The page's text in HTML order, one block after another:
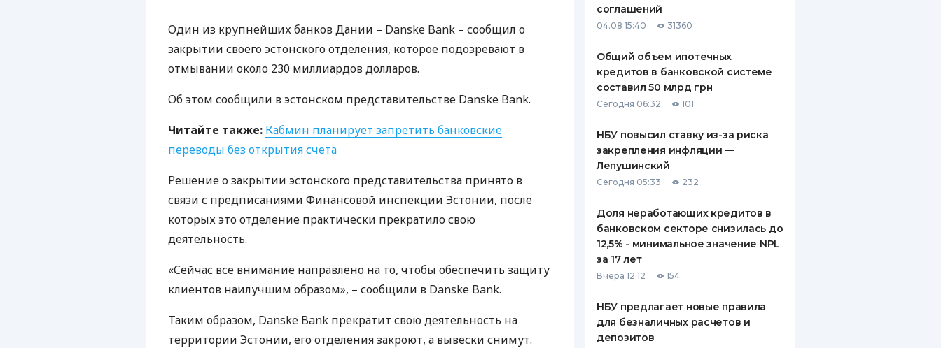
КЕШБЭКА
ПУТЕВОДИТЕЛИ ПО
ВСЕ СТРАХОВЫЕ ПОЛИСЫ
СТРАХОВЫЕ КОМПАНИИ
КОМПАНИЯХ
ДОСТАВКА И ОПЛАТА
КОНТАКТЫ
Один из крупнейших банков Дании – Danske Bank – сообщил о
закрытии своего эстонского отделения, которое подозревают в
отмывании около 230 миллиардов долларов.
Об этом сообщили в эстонском представительстве Danske Bank.
Читайте также: Кабмин планирует запретить банковские
переводы без открытия счета
Решение о закрытии эстонского представительства принято в
связи с предписаниями Финансовой инспекции Эстонии, после
которых это отделение практически прекратило свою
деятельность.
«Сейчас все внимание направлено на то, чтобы обеспечить защиту
клиентов наилучшим образом», – сообщили в Danske Bank.
Таким образом, Danske Bank прекратит свою деятельность на
территории Эстонии, его отделения закроют, а вывески снимут.
соглашений
04.08 15:40 31360
Общий объем ипотечных
кредитов в банковской системе
составил 50 млрд грн
Сегодня 06:32 101
НБУ повысил ставку из-за риска
закрепления инфляции —
Лепушинский
Сегодня 05:33 232
Доля неработающих кредитов в
банковском секторе снизилась до
12,5% - минимальное значение NPL
за 17 лет
Вчера 12:12 154
НБУ предлагает новые правила
для безналичных расчетов и
депозитов